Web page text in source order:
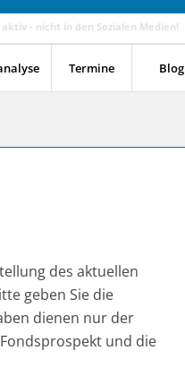
- nicht in den Sozialen Medien!
Termine Blog
des aktuellen
geben Sie die
dienen nur der
und die